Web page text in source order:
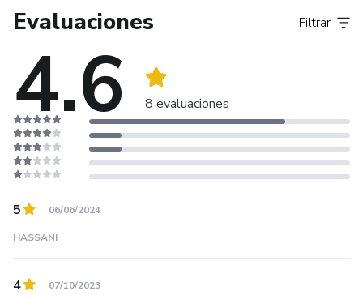
con un Récord de facturación de 500 mil dólares en 3 horas
y al día de hoy mi facturación es de 4 millones de dólares
(en mis 3 años de trayectoria) tal vez esto te de mucho
qué pensar; cifras que me posicionan hoy como mentor
referente de autoridad en el marketing digital a nivel de
Latinoamérica.
Evaluaciones
4.6 8 evaluaciones
Filtrar
5 06/06/2024
HASSANI
4 07/10/2023